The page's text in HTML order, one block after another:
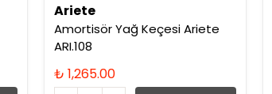
Ariete
Amortisör Yağ Keçesi Ariete
ARI.108
₺ 1,265.00